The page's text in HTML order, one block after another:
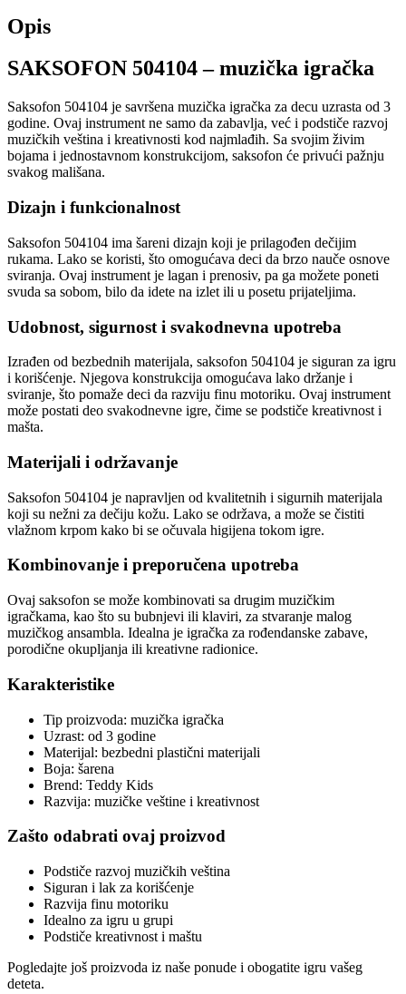
Opis
SAKSOFON 504104 – muzička igračka
Saksofon 504104 je savršena muzička igračka za decu uzrasta od 3
godine. Ovaj instrument ne samo da zabavlja, već i podstiče razvoj
muzičkih veština i kreativnosti kod najmlađih. Sa svojim živim
bojama i jednostavnom konstrukcijom, saksofon će privući pažnju
svakog mališana.
Dizajn i funkcionalnost
Saksofon 504104 ima šareni dizajn koji je prilagođen dečijim
rukama. Lako se koristi, što omogućava deci da brzo nauče osnove
sviranja. Ovaj instrument je lagan i prenosiv, pa ga možete poneti
svuda sa sobom, bilo da idete na izlet ili u posetu prijateljima.
Udobnost, sigurnost i svakodnevna upotreba
Izrađen od bezbednih materijala, saksofon 504104 je siguran za igru
i korišćenje. Njegova konstrukcija omogućava lako držanje i
sviranje, što pomaže deci da razviju finu motoriku. Ovaj instrument
može postati deo svakodnevne igre, čime se podstiče kreativnost i
mašta.
Materijali i održavanje
Saksofon 504104 je napravljen od kvalitetnih i sigurnih materijala
koji su nežni za dečiju kožu. Lako se održava, a može se čistiti
vlažnom krpom kako bi se očuvala higijena tokom igre.
Kombinovanje i preporučena upotreba
Ovaj saksofon se može kombinovati sa drugim muzičkim
igračkama, kao što su bubnjevi ili klaviri, za stvaranje malog
muzičkog ansambla. Idealna je igračka za rođendanske zabave,
porodične okupljanja ili kreativne radionice.
Karakteristike
Tip proizvoda: muzička igračka
Uzrast: od 3 godine
Materijal: bezbedni plastični materijali
Boja: šarena
Brend: Teddy Kids
Razvija: muzičke veštine i kreativnost
Zašto odabrati ovaj proizvod
Podstiče razvoj muzičkih veština
Siguran i lak za korišćenje
Razvija finu motoriku
Idealno za igru u grupi
Podstiče kreativnost i maštu
Pogledajte još proizvoda iz naše ponude i obogatite igru vašeg
deteta.